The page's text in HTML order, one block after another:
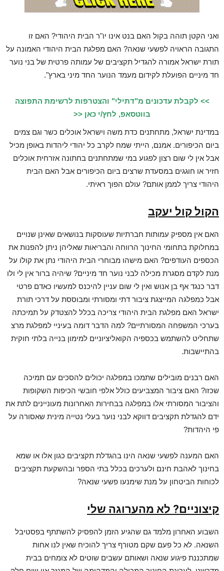
ואני הקטן תוהה בקול האם בנט אינו יו"ר הבית היהודי? האם זו
התגובה הראויה לפשעי שנאה? האם מפלגת הבית היהודי האמונה על
תורת ישראל אמורה להגדיל תקציבים של עמותה פרטית של בני נוער
חד מיניים הפועלת לקידום מעמד הנוער החד מיני בארץ".
>> לקבלת עדכונים מ"דתילי" והצטרפות לרשימת התפוצה
בווטסאפ, לחץ/י כאן <<
במדינת ישראל, מתחתנים כדת משה וישראל אוכלים כשר וגם צמים
ביום הכיפורים. אמנם, הייתי שמח לקרב כל יהודי ליהדות באופן מכיל
אבל אין לי שום רצון לפגוע במי שמתחתנים בחתונה אזרחית אוכלים
חזיר או חוגגים במסעדת שרצים ביום הכיפורים אבל האם הבית
היהודי צריך לממן אותם? עולם הפוך ראיתי.
הקול קול יעקב
האם אין מספיק עמותות חברתיות שעוסקות בנושאים שאינן שנויים
במחלוקת בתחומי החינוך הרווחה והבריאות שאליהן ניתן להפנות את
הכספים העודפים? האם מישהו מבוחרי הבית היהודי נתן את קולו על
מנת לקדם מסגרת מכילה לבני נוער חד מיניים? שיהיה ברור אין לי ולו
דבר כנגד אף בן אנוש ואין לי שום עניין להיכנס למעשיו כאדם פרטי
אבל כמפלגה המייצגת ציבור דתי ומסורתי ומבוססת על דרכי תורת
ישראל האם מפלגת הבית היהודי צריכה בכלל להצטדק על תמיכתה
בערכי המשפחה המסורתיים? למה הדבר דומה בעיניי למפלגת מרצ
שתחליט להשתמש בכספיה הקואליציוניים למימון בנייה בלתי חוקית
בהתיישבות.
האם רבנים מובילים שתמכו במפלגה יכולים להסכים עם תמיכה
שכזו? האם ציבור המצביעים כולל אלפי חובשי הכיפות השקופות
והציבור המסורתי אלו במפלגה בבחירות האחרונות מעוניינים לתת את
ידם להגדלת תקציבים דווקא לבני נוער בעלי נטייה מינית שאסורה על
פי היהדות?
האם המענה לפשעי שנאה הינו בהגדלת תקציבים כגון אלו או שמא
בחינוך לאהבת חינם ולערכים בכלל בתי הספר ובהשקעת תקציבים
לכוחות הביטחון על מנת שימנעו פשעי שנאה?
קיצוניים? לא מהערוגה שלי
השבוע האחרון מלמד גם שהגיע הזמן להפסיק להשתתף בפסטיבל
השנאה. לא כל פעם שקם מטורף צריך להוכיח שאין לנו אחות
שמתכננת פיגוע שנאה ושאותם עשבים שוטים לא צומחים בבית